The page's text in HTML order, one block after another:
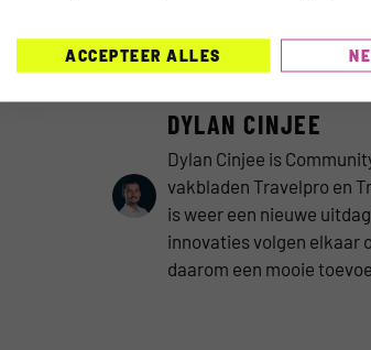
DYLAN CINJEE
Dylan Cinjee is
vakbladen Travelpro en
is weer een nieuwe
innovaties volgen elkaar
daarom een mooie
ACCEPTEER ALLES